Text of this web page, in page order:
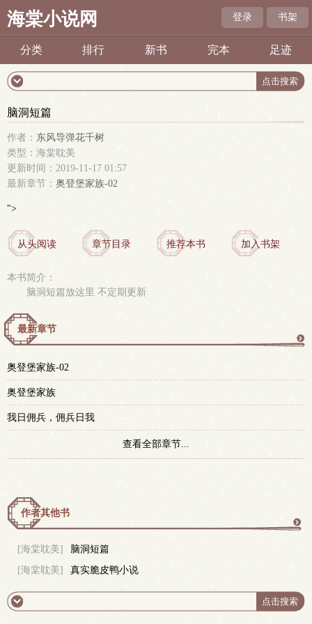
海棠小说网 登录 书架
分类 排行 新书 完本 足迹
脑洞短篇
作者： 东风导弹花千树
类型：海棠耽美
更新时间：2019-11-17 01:57
最新章节： 奥登堡家族-02
">
从头阅读 章节目录 推荐本书 加入书架
本书简介：
脑洞短篇放这里 不定期更新
最新章节
奥登堡家族-02
奥登堡家族
我日佣兵，佣兵日我
查看全部章节...
作者其他书
[海棠耽美]
脑洞短篇
[海棠耽美]
真实脆皮鸭小说